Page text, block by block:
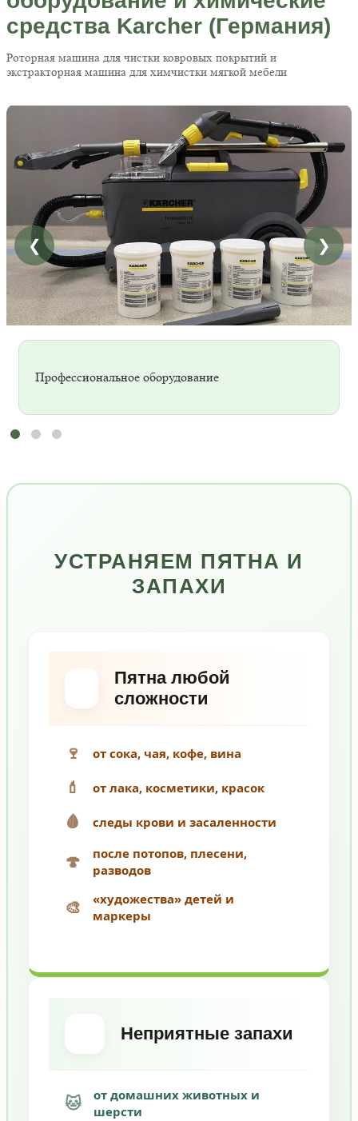
средства Karcher (Германия)
Роторная машина для чистки ковровых покрытий и
экстракторная машина для химчистки мягкой мебели
Профессиональное оборудование
❮ ❯
УСТРАНЯЕМ ПЯТНА И
ЗАПАХИ
Пятна любой
сложности
🍷 от сока, чая, кофе, вина
💄 от лака, косметики, красок
🩸 следы крови и засаленности
🍄
после потопов, плесени,
разводов
🎨
«художества» детей и
маркеры
Неприятные запахи
🐱
от домашних животных и
шерсти